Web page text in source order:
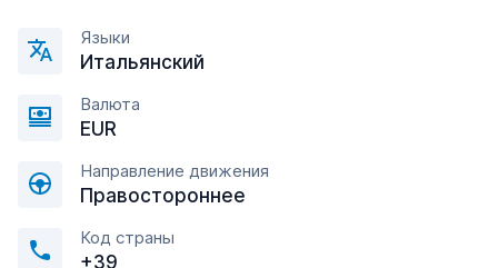
Языки
Итальянский
Валюта
EUR
Направление движения
Правостороннее
Код страны
+39